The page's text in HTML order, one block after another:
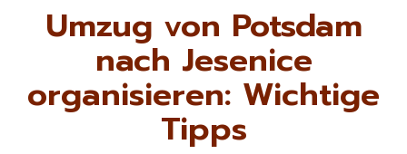
Umzug von Potsdam
nach Jesenice
organisieren: Wichtige
Tipps